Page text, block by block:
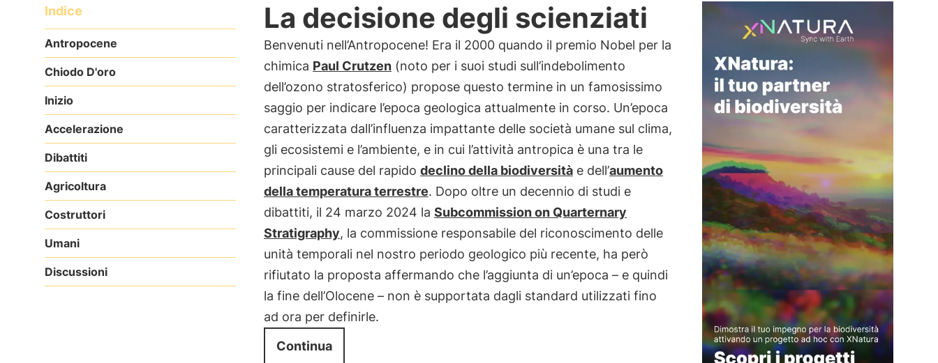
Indice
Antropocene
Chiodo D'oro
Inizio
Accelerazione
Dibattiti
Agricoltura
Costruttori
Umani
Discussioni
La decisione degli scienziati
Benvenuti nell’Antropocene! Era il 2000 quando il premio Nobel per la
chimica Paul Crutzen(noto per i suoi studi sull’indebolimento
dell’ozono stratosferico) propose questo termine in un famosissimo
saggio per indicare l’epoca geologica attualmente in corso. Un’epoca
caratterizzata dall’influenza impattante delle società umane sul clima,
gli ecosistemi e l’ambiente, e in cui l’attività antropica è una tra le
principali cause del rapido declino della biodiversitàe dell’aumento
della temperatura terrestre. Dopo oltre un decennio di studi e
dibattiti, il 24 marzo 2024 la Subcommission on Quarternary
Stratigraphy, la commissione responsabile del riconoscimento delle
unità temporali nel nostro periodo geologico più recente, ha però
rifiutato la proposta affermando che l’aggiunta di un’epoca – e quindi
la fine dell’Olocene – non è supportata dagli standard utilizzati fino
ad ora per definirle.
Continua